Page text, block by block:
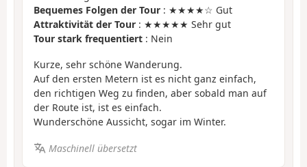
Bequemes Folgen der Tour : ★★★★☆ Gut
Attraktivität der Tour : ★★★★★ Sehr gut
Tour stark frequentiert : Nein
Kurze, sehr schöne Wanderung.
Auf den ersten Metern ist es nicht ganz einfach,
den richtigen Weg zu finden, aber sobald man auf
der Route ist, ist es einfach.
Wunderschöne Aussicht, sogar im Winter.
Maschinell übersetzt